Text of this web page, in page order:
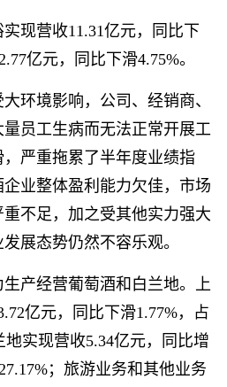
现营收11.31亿元，同比下
亿元，同比下滑4.75%。
环境影响，公司、经销商、
员工生病而无法正常开展工
严重拖累了半年度业绩指
业整体盈利能力欠佳，市场
不足，加之受其他实力强大
展态势仍然不容乐观。
产经营葡萄酒和白兰地。上
亿元，同比下滑1.77%，占
地实现营收5.34亿元，同比增
；旅游业务和其他业务